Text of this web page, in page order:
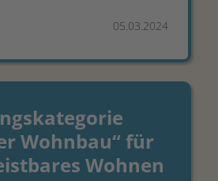
05.03.2024
Wohnbau“ für
Wohnen